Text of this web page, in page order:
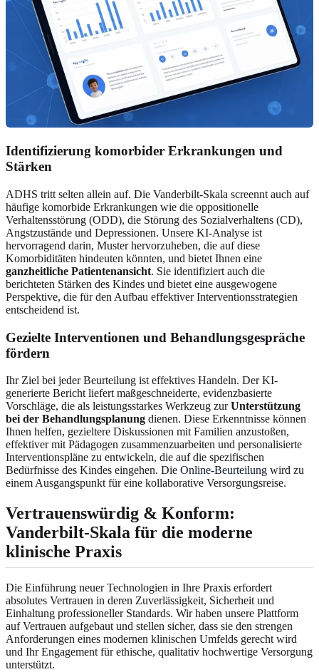
Identifizierung komorbider Erkrankungen und
Stärken
ADHS tritt selten allein auf. Die Vanderbilt-Skala screennt auch auf
häufige komorbide Erkrankungen wie die oppositionelle
Verhaltensstörung (ODD), die Störung des Sozialverhaltens (CD),
Angstzustände und Depressionen. Unsere KI-Analyse ist
hervorragend darin, Muster hervorzuheben, die auf diese
Komorbiditäten hindeuten könnten, und bietet Ihnen eine
ganzheitliche Patientenansicht. Sie identifiziert auch die
berichteten Stärken des Kindes und bietet eine ausgewogene
Perspektive, die für den Aufbau effektiver Interventionsstrategien
entscheidend ist.
Gezielte Interventionen und Behandlungsgespräche
fördern
Ihr Ziel bei jeder Beurteilung ist effektives Handeln. Der KI-
generierte Bericht liefert maßgeschneiderte, evidenzbasierte
Vorschläge, die als leistungsstarkes Werkzeug zurUnterstützung
bei der Behandlungsplanung dienen. Diese Erkenntnisse können
Ihnen helfen, gezieltere Diskussionen mit Familien anzustoßen,
effektiver mit Pädagogen zusammenzuarbeiten und personalisierte
Interventionspläne zu entwickeln, die auf die spezifischen
Bedürfnisse des Kindes eingehen. Die Online-Beurteilung wird zu
einem Ausgangspunkt für eine kollaborative Versorgungsreise.
Vertrauenswürdig & Konform:
Vanderbilt-Skala für die moderne
klinische Praxis
Die Einführung neuer Technologien in Ihre Praxis erfordert
absolutes Vertrauen in deren Zuverlässigkeit, Sicherheit und
Einhaltung professioneller Standards. Wir haben unsere Plattform
auf Vertrauen aufgebaut und stellen sicher, dass sie den strengen
Anforderungen eines modernen klinischen Umfelds gerecht wird
und Ihr Engagement für ethische, qualitativ hochwertige Versorgung
unterstützt.